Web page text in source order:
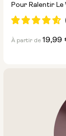
Pour Ralentir
Taille de la
Prix
À partir de 19,99